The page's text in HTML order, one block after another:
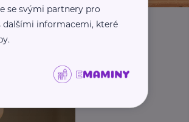
se svými partnery pro
dalšími informacemi, které